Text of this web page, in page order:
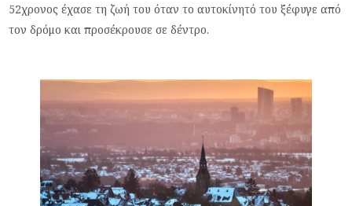
52χρονος έχασε τη ζωή του όταν το αυτοκίνητό του ξέφυγε από
τον δρόμο και προσέκρουσε σε δέντρο.